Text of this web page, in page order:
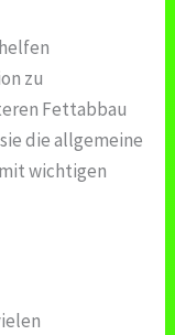
zu
Fettabbau
die allgemeine
wichtigen